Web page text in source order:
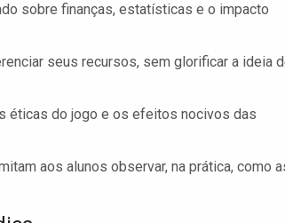
sobre finanças, estatísticas e o impacto
seus recursos, sem glorificar a ideia
éticas do jogo e os efeitos nocivos das
aos alunos observar, na prática, como